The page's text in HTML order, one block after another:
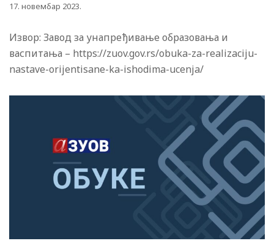
17. новембар 2023.
Извор: Завод за унапређивање образовања и
васпитања – https://zuov.gov.rs/obuka-za-realizaciju-
nastave-orijentisane-ka-ishodima-ucenja/